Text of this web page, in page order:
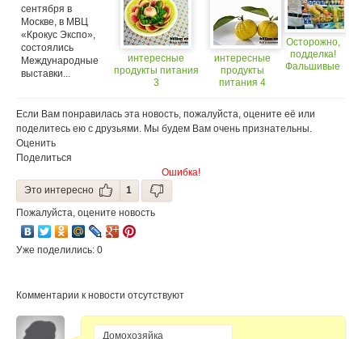
ресторана» и
«ПИР. Продукты
питания»
сентября в
Москве, в МВЦ
«Крокус Экспо»,
состоялись
Международные
выставки...
интересные
продукты питания
3
интересные
продукты
питания 4
Осторожно,
подделка!
Фальшивые
Если Вам понравилась эта новость, пожалуйста, оцените её или
поделитесь ею с друзьями. Мы будем Вам очень признательны.
Оценить
Поделиться
Ошибка!
Это интересно
1
Пожалуйста, оцените новость
Уже поделились: 0
Комментарии к новости отсутствуют